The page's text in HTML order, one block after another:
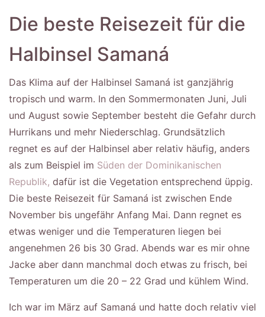
Die beste Reisezeit für die
Halbinsel Samaná
Das Klima auf der Halbinsel Samaná ist ganzjährig
tropisch und warm. In den Sommermonaten Juni, Juli
und August sowie September besteht die Gefahr durch
Hurrikans und mehr Niederschlag. Grundsätzlich
regnet es auf der Halbinsel aber relativ häufig, anders
als zum Beispiel im Süden der Dominikanischen
Republik, dafür ist die Vegetation entsprechend üppig.
Die beste Reisezeit für Samaná ist zwischen Ende
November bis ungefähr Anfang Mai. Dann regnet es
etwas weniger und die Temperaturen liegen bei
angenehmen 26 bis 30 Grad. Abends war es mir ohne
Jacke aber dann manchmal doch etwas zu frisch, bei
Temperaturen um die 20 – 22 Grad und kühlem Wind.
Ich war im März auf Samaná und hatte doch relativ viel